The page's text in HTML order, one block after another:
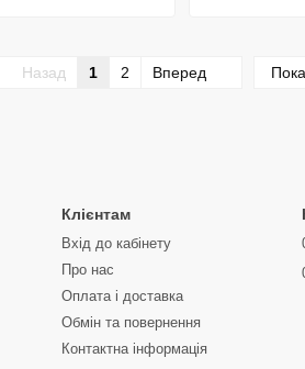
Назад 1 2 Вперед
Клієнтам
Вхід до кабінету
Про нас
Оплата і доставка
Обмін та повернення
Контактна інформація